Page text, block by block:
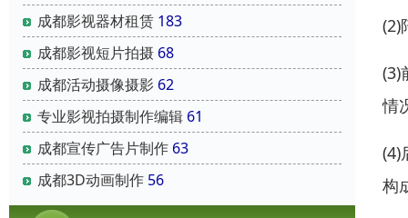
成都影视器材租赁 183
成都影视短片拍摄 68
成都活动摄像摄影 62
专业影视拍摄制作编辑 61
成都宣传广告片制作 63
成都3D动画制作 56
(2)
(3)
情
(4)
构